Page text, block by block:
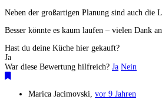
Neben der großartigen Planung sind auch die
Besser könnte es kaum laufen – vielen Dank
Hast du deine Küche hier gekauft?
Ja
War diese Bewertung hilfreich? Ja Nein
Marica Jacimovski vor 9 Jahren